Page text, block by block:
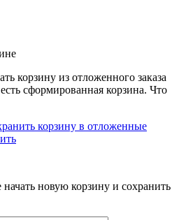
корзину из отложенного заказа
сформированная корзина. Что
корзину в отложенные
новую корзину и сохранить